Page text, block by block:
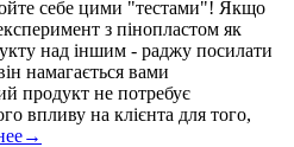
себе цими "тестами"! Якщо
з пінопластом як
над іншим - раджу посилати
намагається вами
продукт не потребує
впливу на клієнта для того,